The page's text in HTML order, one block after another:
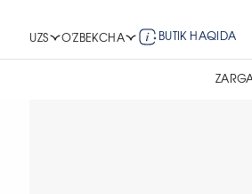
UZS O'ZBEKCHA BUTIK HAQIDA